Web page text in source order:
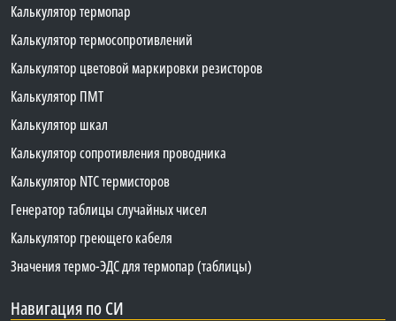
Калькулятор термопар
Калькулятор термосопротивлений
Калькулятор цветовой маркировки резисторов
Калькулятор ПМТ
Калькулятор шкал
Калькулятор сопротивления проводника
Калькулятор NTC термисторов
Генератор таблицы случайных чисел
Калькулятор греющего кабеля
Значения термо-ЭДС для термопар (таблицы)
Навигация по СИ